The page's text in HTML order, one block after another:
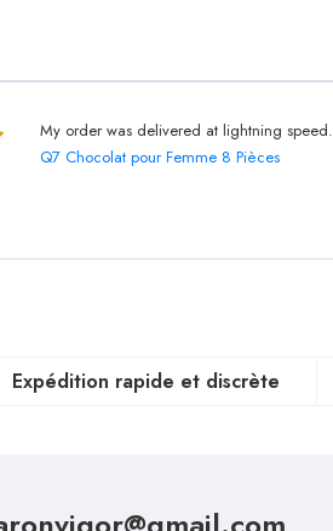
My order was delivered at lightning speed.
Q7 Chocolat pour Femme 8 Pièces
Expédition rapide et discrète